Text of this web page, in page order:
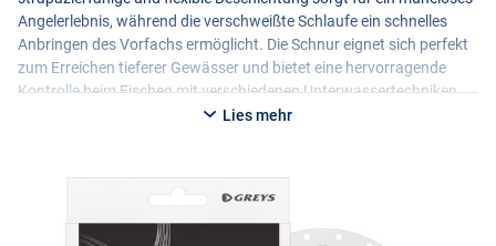
Angelerlebnis, während die verschweißte Schlaufe ein schnelles
Anbringen des Vorfachs ermöglicht. Die Schnur eignet sich perfekt
zum Erreichen tieferer Gewässer und bietet eine hervorragende
Kontrolle beim Fischen mit verschiedenen Unterwassertechniken.
Lies mehr